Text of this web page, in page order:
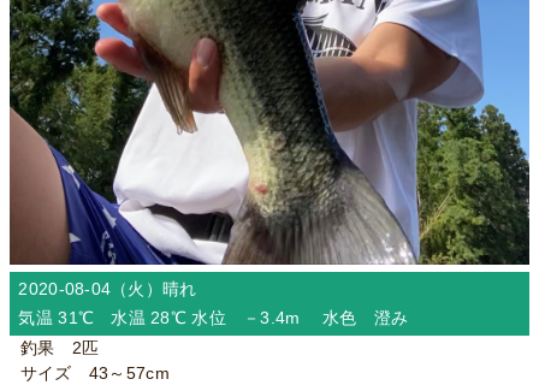
2020-08-04（火）晴れ
気温 31℃ 水温 28℃ 水位 －3.4m 水色 澄み
釣果 2匹
サイズ 43～57cm